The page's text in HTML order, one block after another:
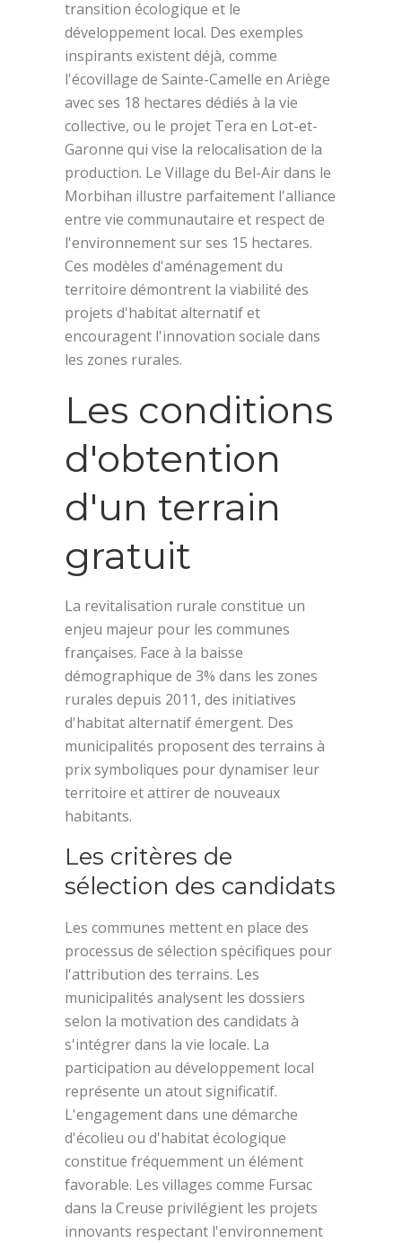
transition écologique et le
développement local. Des exemples
inspirants existent déjà, comme
l'écovillage de Sainte-Camelle en Ariège
avec ses 18 hectares dédiés à la vie
collective, ou le projet Tera en Lot-et-
Garonne qui vise la relocalisation de la
production. Le Village du Bel-Air dans le
Morbihan illustre parfaitement l'alliance
entre vie communautaire et respect de
l'environnement sur ses 15 hectares.
Ces modèles d'aménagement du
territoire démontrent la viabilité des
projets d'habitat alternatif et
encouragent l'innovation sociale dans
les zones rurales.
Les conditions
d'obtention
d'un terrain
gratuit
La revitalisation rurale constitue un
enjeu majeur pour les communes
françaises. Face à la baisse
démographique de 3% dans les zones
rurales depuis 2011, des initiatives
d'habitat alternatif émergent. Des
municipalités proposent des terrains à
prix symboliques pour dynamiser leur
territoire et attirer de nouveaux
habitants.
Les critères de
sélection des candidats
Les communes mettent en place des
processus de sélection spécifiques pour
l'attribution des terrains. Les
municipalités analysent les dossiers
selon la motivation des candidats à
s'intégrer dans la vie locale. La
participation au développement local
représente un atout significatif.
L'engagement dans une démarche
d'écolieu ou d'habitat écologique
constitue fréquemment un élément
favorable. Les villages comme Fursac
dans la Creuse privilégient les projets
innovants respectant l'environnement